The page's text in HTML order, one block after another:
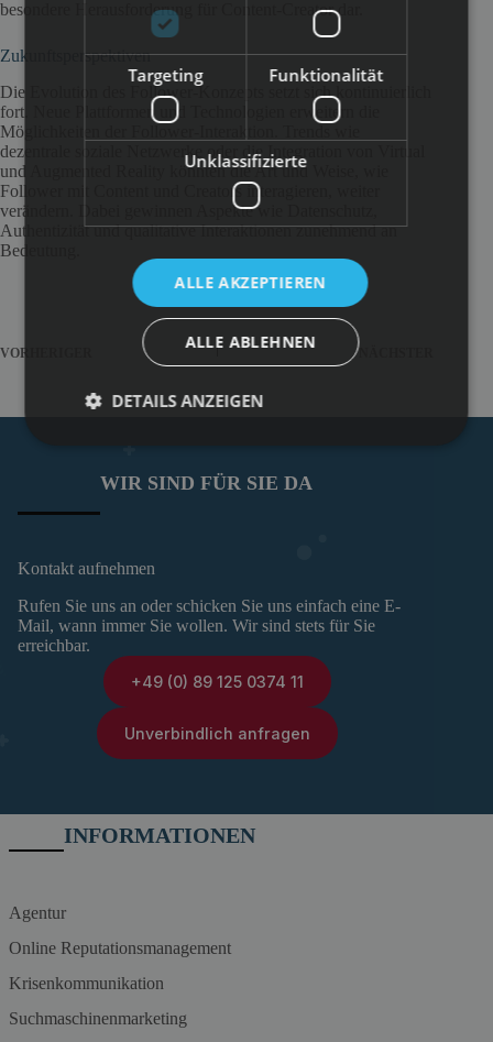
besondere Herausforderung für Content-Creator dar.
Zukunftsperspektiven
Die Evolution des Follower-Konzepts setzt sich kontinuierlich
fort. Neue Plattformen und Technologien erweitern die
Möglichkeiten der Follower-Interaktion. Trends wie
dezentrale soziale Netzwerke oder die Integration von Virtual
und Augmented Reality könnten die Art und Weise, wie
Follower mit Content und Creators interagieren, weiter
verändern. Dabei gewinnen Aspekte wie Datenschutz,
Authentizität und qualitative Interaktionen zunehmend an
Bedeutung.
VORHERIGER NÄCHSTER
WIR SIND FÜR SIE DA
Kontakt aufnehmen
Rufen Sie uns an oder schicken Sie uns einfach eine E-
Mail, wann immer Sie wollen. Wir sind stets für Sie
erreichbar.
+49 (0) 89 125 0374 11
Unverbindlich anfragen
INFORMATIONEN
Agentur
Online Reputationsmanagement
Krisenkommunikation
Suchmaschinenmarketing
Targeting Funktionalität
Unklassifizierte
ALLE AKZEPTIEREN
ALLE ABLEHNEN
DETAILS ANZEIGEN